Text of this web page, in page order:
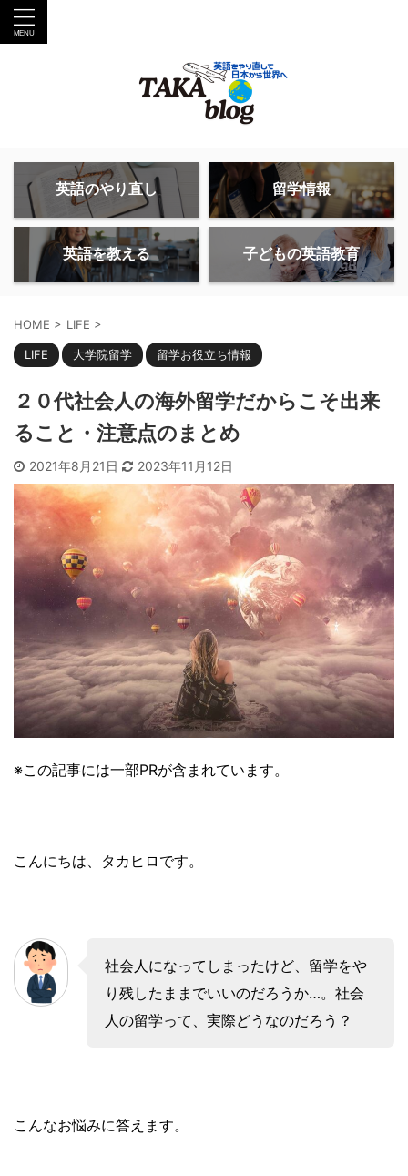
英語のやり直し 留学情報
英語を教える 子どもの英語教育
HOME > LIFE >
LIFE 大学院留学 留学お役立ち情報
２０代社会人の海外留学だからこそ出来
ること・注意点のまとめ
2021年8月21日 2023年11月12日
※この記事には一部PRが含まれています。
こんにちは、タカヒロです。
社会人になってしまったけど、留学をや
り残したままでいいのだろうか…。社会
人の留学って、実際どうなのだろう？
こんなお悩みに答えます。